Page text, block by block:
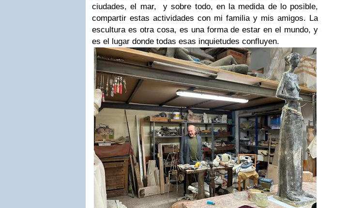
ciudades, el mar, y sobre todo, en la medida de lo posible,
compartir estas actividades con mi familia y mis amigos. La
escultura es otra cosa, es una forma de estar en el mundo, y
es el lugar donde todas esas inquietudes confluyen.